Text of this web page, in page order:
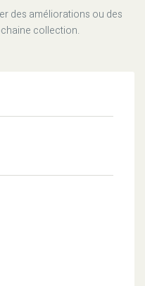
des améliorations ou des
collection.